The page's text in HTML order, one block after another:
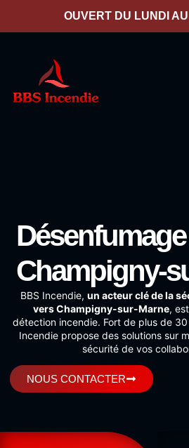
OUVERT DU LUNDI
Champigny-
BBS Incendie, un acteur clé de la
vers Champigny-sur-Marne,
détection incendie. Fort de plus de 30
Incendie propose des solutions sur
sécurité de vos
NOUS CONTACTER